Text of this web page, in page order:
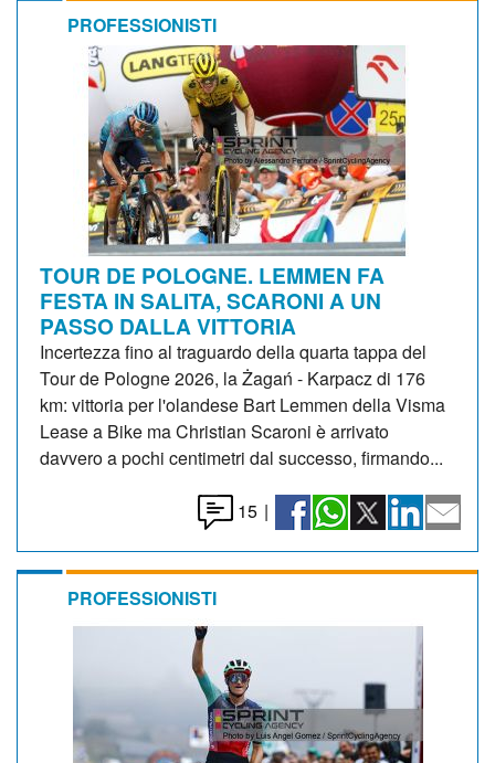
PROFESSIONISTI
TOUR DE POLOGNE. LEMMEN FA
FESTA IN SALITA, SCARONI A UN
PASSO DALLA VITTORIA
Incertezza fino al traguardo della quarta tappa del
Tour de Pologne 2026, la Żagań - Karpacz di 176
km: vittoria per l'olandese Bart Lemmen della Visma
Lease a Bike ma Christian Scaroni è arrivato
davvero a pochi centimetri dal successo, firmando...
15 |
PROFESSIONISTI